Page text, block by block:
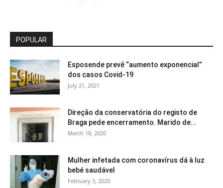
POPULAR
Esposende prevê “aumento exponencial”
dos casos Covid-19
July 21, 2021
Direção da conservatória do registo de
Braga pede encerramento. Marido de...
March 18, 2020
Mulher infetada com coronavírus dá à luz
bebé saudável
February 3, 2020